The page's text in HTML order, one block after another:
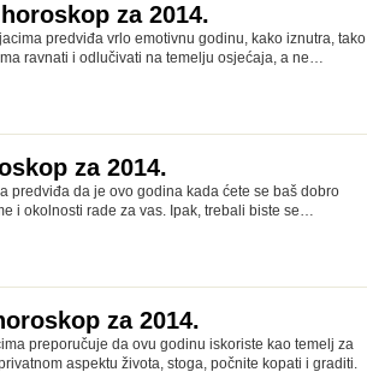
za 2014.
predviđa vrlo emotivnu godinu, kako iznutra, tako
ravnati i odlučivati na temelju osjećaja, a ne…
za 2014.
predviđa da je ovo godina kada ćete se baš dobro
i okolnosti rade za vas. Ipak, trebali biste se…
za 2014.
preporučuje da ovu godinu iskoriste kao temelj za
aspektu života, stoga, počnite kopati i graditi.